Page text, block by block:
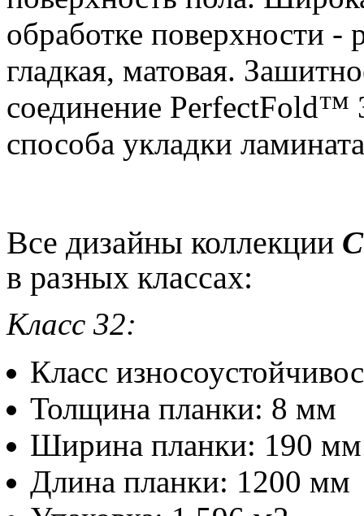
обработке поверхности -
гладкая, матовая.
соединение PerfectFold™
способа укладки
Все дизайны коллекции
в разных классах:
Класс 32:
Класс
Толщина планки: 8 мм
Ширина планки: 190
Длина планки: 1200